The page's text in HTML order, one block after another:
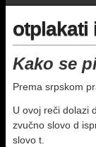
otplakati
Kako se
Prema srpskom
U ovoj reči dolazi
zvučno slovo d
slovo t.